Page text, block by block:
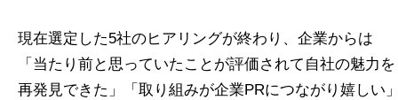
現在選定した5社のヒアリングが終わり、企業からは
「当たり前と思っていたことが評価されて自社の魅力を
再発見できた」「取り組みが企業PRにつながり嬉しい